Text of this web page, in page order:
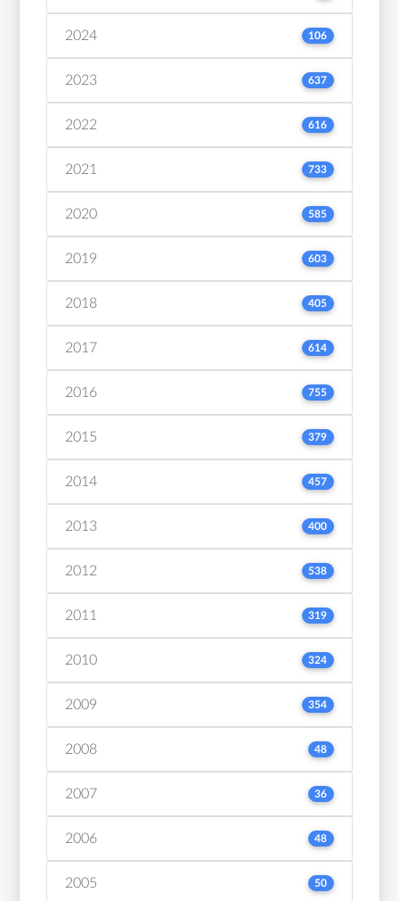
2024 106
2023 637
2022 616
2021 733
2020 585
2019 603
2018 405
2017 614
2016 755
2015 379
2014 457
2013 400
2012 538
2011 319
2010 324
2009 354
2008 48
2007 36
2006 48
2005 50